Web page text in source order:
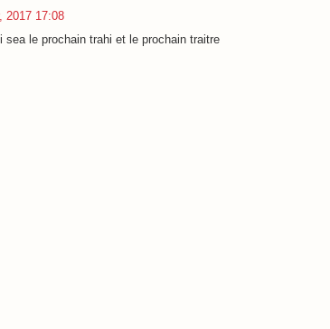
2017 17:08
sea le prochain trahi et le prochain traitre